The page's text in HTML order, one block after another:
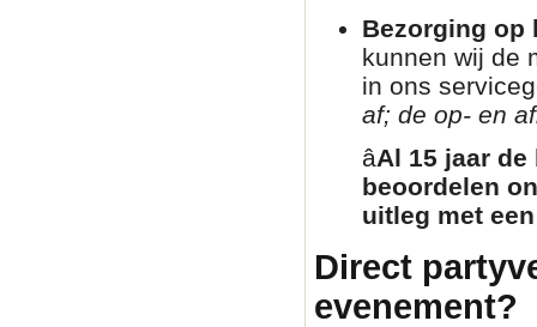
Bezorging op
kunnen wij de
in ons
af; de op- en
â­Al 15 jaar
beoordelen
uitleg met
Direct
evenement?